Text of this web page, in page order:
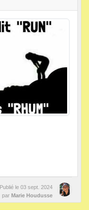
Publié le 03 sept. 2024
par Marie Houdusse